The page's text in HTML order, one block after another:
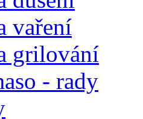
vaření
grilování
- rady